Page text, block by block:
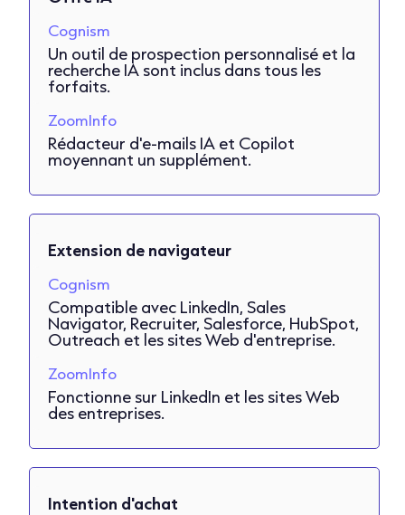
Cognism
Un outil de prospection personnalisé et la
recherche IA sont inclus dans tous les
forfaits.
ZoomInfo
Rédacteur d'e-mails IA et Copilot
moyennant un supplément.
Extension de navigateur
Cognism
Compatible avec LinkedIn, Sales
Navigator, Recruiter, Salesforce, HubSpot,
Outreach et les sites Web d'entreprise.
ZoomInfo
Fonctionne sur LinkedIn et les sites Web
des entreprises.
Intention d'achat